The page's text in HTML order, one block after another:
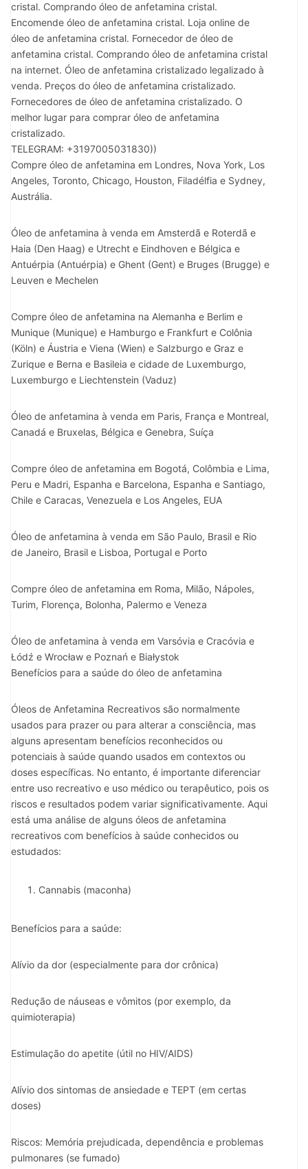
cristal. Comprando óleo de anfetamina cristal.
Encomende óleo de anfetamina cristal. Loja online de
óleo de anfetamina cristal. Fornecedor de óleo de
anfetamina cristal. Comprando óleo de anfetamina cristal
na internet. Óleo de anfetamina cristalizado legalizado à
venda. Preços do óleo de anfetamina cristalizado.
Fornecedores de óleo de anfetamina cristalizado. O
melhor lugar para comprar óleo de anfetamina
cristalizado.
TELEGRAM: +3197005031830))
Compre óleo de anfetamina em Londres, Nova York, Los
Angeles, Toronto, Chicago, Houston, Filadélfia e Sydney,
Austrália.
Óleo de anfetamina à venda em Amsterdã e Roterdã e
Haia (Den Haag) e Utrecht e Eindhoven e Bélgica e
Antuérpia (Antuérpia) e Ghent (Gent) e Bruges (Brugge) e
Leuven e Mechelen
Compre óleo de anfetamina na Alemanha e Berlim e
Munique (Munique) e Hamburgo e Frankfurt e Colônia
(Köln) e Áustria e Viena (Wien) e Salzburgo e Graz e
Zurique e Berna e Basileia e cidade de Luxemburgo,
Luxemburgo e Liechtenstein (Vaduz)
Óleo de anfetamina à venda em Paris, França e Montreal,
Canadá e Bruxelas, Bélgica e Genebra, Suíça
Compre óleo de anfetamina em Bogotá, Colômbia e Lima,
Peru e Madri, Espanha e Barcelona, ​​Espanha e Santiago,
Chile e Caracas, Venezuela e Los Angeles, EUA
Óleo de anfetamina à venda em São Paulo, Brasil e Rio
de Janeiro, Brasil e Lisboa, Portugal e Porto
Compre óleo de anfetamina em Roma, Milão, Nápoles,
Turim, Florença, Bolonha, Palermo e Veneza
Óleo de anfetamina à venda em Varsóvia e Cracóvia e
Łódź e Wrocław e Poznań e Białystok
Benefícios para a saúde do óleo de anfetamina
Óleos de Anfetamina Recreativos são normalmente
usados ​​para prazer ou para alterar a consciência, mas
alguns apresentam benefícios reconhecidos ou
potenciais à saúde quando usados ​​em contextos ou
doses específicas. No entanto, é importante diferenciar
entre uso recreativo e uso médico ou terapêutico, pois os
riscos e resultados podem variar significativamente. Aqui
está uma análise de alguns óleos de anfetamina
recreativos com benefícios à saúde conhecidos ou
estudados:
Cannabis (maconha)
Benefícios para a saúde:
Alívio da dor (especialmente para dor crônica)
Redução de náuseas e vômitos (por exemplo, da
quimioterapia)
Estimulação do apetite (útil no HIV/AIDS)
Alívio dos sintomas de ansiedade e TEPT (em certas
doses)
Riscos: Memória prejudicada, dependência e problemas
pulmonares (se fumado)